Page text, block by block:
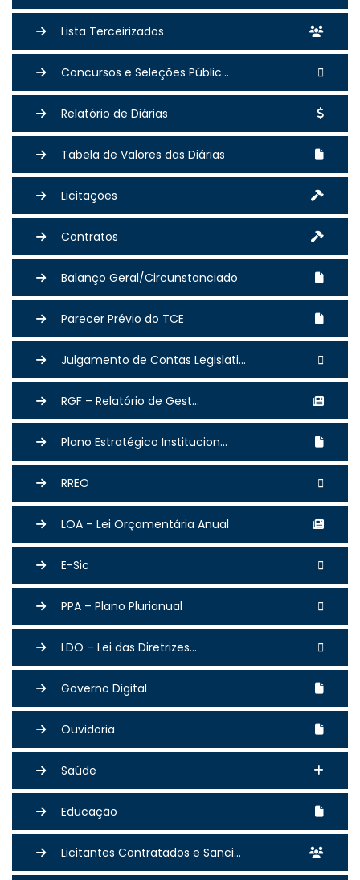
Lista Terceirizados
Concursos e Seleções Públic...
Relatório de Diárias
Tabela de Valores das Diárias
Licitações
Contratos
Balanço Geral/Circunstanciado
Parecer Prévio do TCE
Julgamento de Contas Legislati...
RGF – Relatório de Gest...
Plano Estratégico Institucion...
RREO
LOA – Lei Orçamentária Anual
E-Sic
PPA – Plano Plurianual
LDO – Lei das Diretrizes...
Governo Digital
Ouvidoria
Saúde
Educação
Licitantes Contratados e Sanci...